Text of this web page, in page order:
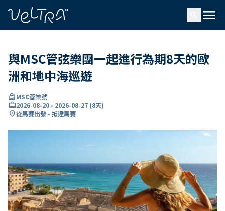
menu
與MSC管弦樂團一起進行為期8天的歐
洲和地中海巡遊
directions_boatMSC管樂號
card_travel2026-08-20 - 2026-08-27 (8天)
location_on從馬賽出發 - 抵達馬賽